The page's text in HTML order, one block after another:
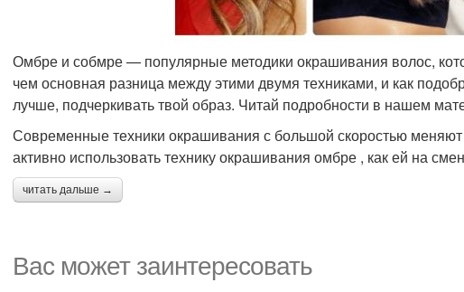
Омбре и собмре — популярные методики окрашивания волос,
чем основная разница между этими двумя техниками, и как
лучше, подчеркивать твой образ. Читай подробности в нашем
Современные техники окрашивания с большой скоростью меняют
активно использовать технику окрашивания омбре , как ей на
читать дальше →
Вас может заинтересовать